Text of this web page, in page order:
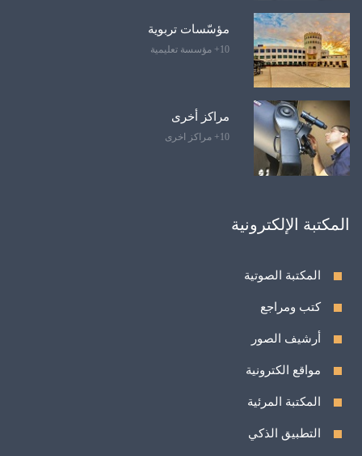
مؤسّسات تربوية
10+ مؤسسة تعليمية
مراكز أخرى
10+ مراكز اخرى
المكتبة الإلكترونية
المكتبة الصوتية
كتب ومراجع
أرشيف الصور
مواقع الكترونية
المكتبة المرئية
التطبيق الذكي